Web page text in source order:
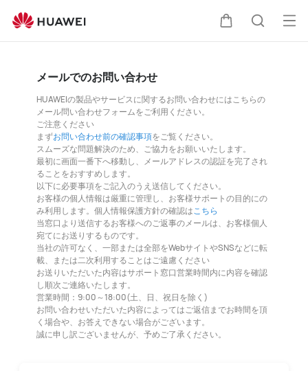
オ
メールでのお問い合わせ
HUAWEIの製品やサービスに関するお問い合わせにはこちらの
メール問い合わせフォームをご利用ください。
ご注意ください
まずお問い合わせ前の確認事項をご覧ください。
スムーズな問題解決のため、ご協力をお願いいたします。
最初に画面一番下へ移動し、メールアドレスの認証を完了され
ることをおすすめします。
以下に必要事項をご記入のうえ送信してください。
お客様の個人情報は厳重に管理し、お客様サポートの目的にの
み利用します。個人情報保護方針の確認はこちら
当窓口より送信するお客様へのご返事のメールは、お客様個人
宛てにお送りするものです。
当社の許可なく、一部または全部をWebサイトやSNSなどに転
載、または二次利用することはご遠慮ください
お送りいただいた内容はサポート窓口営業時間内に内容を確認
し順次ご連絡いたします。
営業時間：9:00～18:00(土、日、祝日を除く)
お問い合わせいただいた内容によってはご返信までお時間を頂
く場合や、お答えできない場合がございます。
誠に申し訳ございませんが、予めご了承ください。